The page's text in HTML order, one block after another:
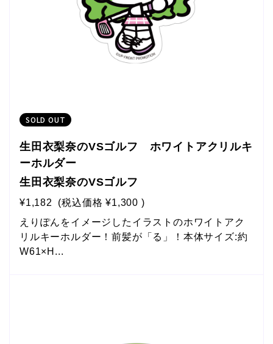
SOLD OUT
生田衣梨奈のVSゴルフ ホワイトアクリルキ
ーホルダー
生田衣梨奈のVSゴルフ
¥1,182 (税込価格 ¥1,300 )
えりぽんをイメージしたイラストのホワイトアク
リルキーホルダー！前髪が「る」！本体サイズ:約
W61×H...